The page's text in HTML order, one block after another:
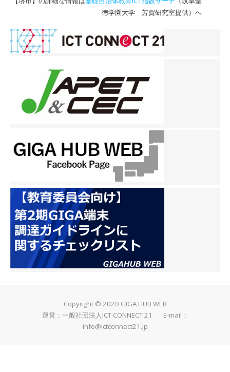
徳学園大学 芳賀研究室提供）へ
Copyright © 2020 GIGA HUB WEB
運営：一般社団法人ICT CONNECT 21 E-mail：
info@ictconnect21.jp